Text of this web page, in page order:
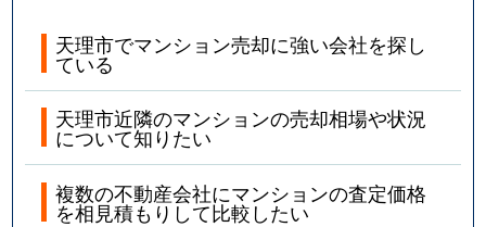
天理市でマンション売却に強い会社を探し
ている
天理市近隣のマンションの売却相場や状況
について知りたい
複数の不動産会社にマンションの査定価格
を相見積もりして比較したい